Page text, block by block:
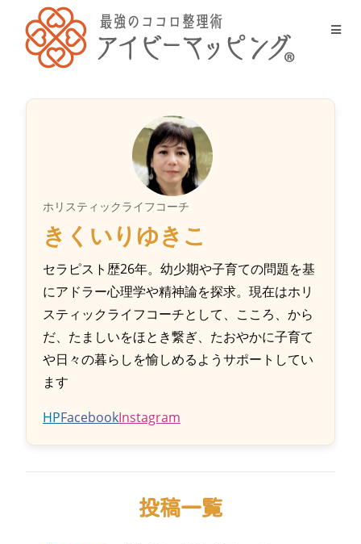
ホリスティックライフコーチ
きくいりゆきこ
セラピスト歴26年。幼少期や子育ての問題を基
にアドラー心理学や精神論を探求。現在はホリ
スティックライフコーチとして、こころ、から
だ、たましいをほとき繋ぎ、たおやかに子育て
や日々の暮らしを愉しめるようサポートしてい
ます
HPFacebookInstagram
投稿一覧